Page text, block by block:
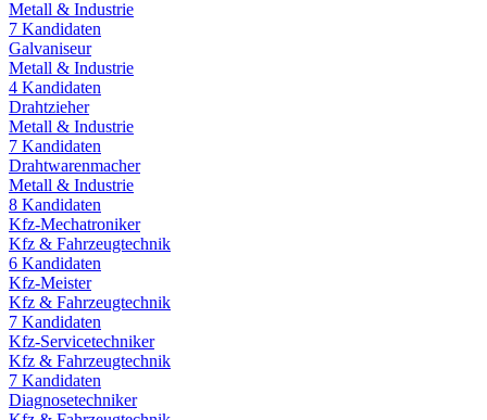
Metall & Industrie
7 Kandidaten
Galvaniseur
Metall & Industrie
4 Kandidaten
Drahtzieher
Metall & Industrie
7 Kandidaten
Drahtwarenmacher
Metall & Industrie
8 Kandidaten
Kfz-Mechatroniker
Kfz & Fahrzeugtechnik
6 Kandidaten
Kfz-Meister
Kfz & Fahrzeugtechnik
7 Kandidaten
Kfz-Servicetechniker
Kfz & Fahrzeugtechnik
7 Kandidaten
Diagnosetechniker